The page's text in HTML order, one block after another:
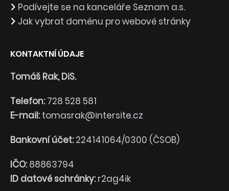
Podívejte se na kanceláře Seznam a.s.
Jak vybrat doménu pro webové stránky
KONTAKTNÍ ÚDAJE
Tomáš Rak, DiS.
Telefon: 728 528 581
E-mail: tomasrak@intersite.cz
Bankovní účet:224141064/0300 (ČSOB)
IČO:88863794
ID datové schránky:r2ag4ik